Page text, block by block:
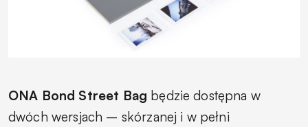
ONA Bond Street Bag będzie dostępna w
dwóch wersjach – skórzanej i w pełni